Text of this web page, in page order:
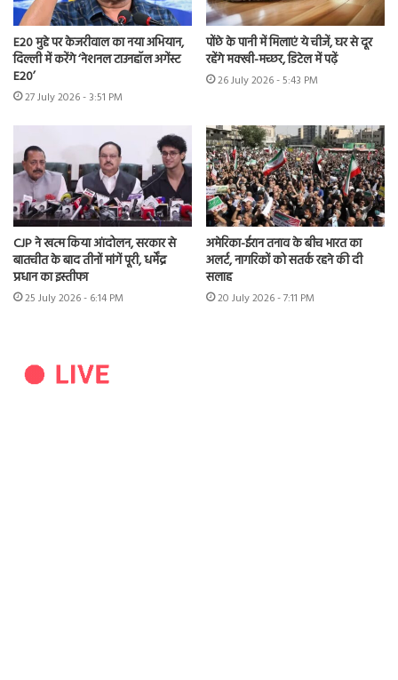
E20 मुद्दे पर केजरीवाल का नया अभियान,
दिल्ली में करेंगे ‘नेशनल टाउनहॉल अगेंस्ट
E20’
27 July 2026 - 3:51 PM
पोंछे के पानी में मिलाएं ये चीजें, घर से दूर
रहेंगे मक्खी-मच्छर, डिटेल में पढ़ें
26 July 2026 - 5:43 PM
CJP ने खत्म किया आंदोलन, सरकार से
बातचीत के बाद तीनों मांगें पूरी, धर्मेंद्र
प्रधान का इस्तीफा
25 July 2026 - 6:14 PM
अमेरिका-ईरान तनाव के बीच भारत का
अलर्ट, नागरिकों को सतर्क रहने की दी
सलाह
20 July 2026 - 7:11 PM